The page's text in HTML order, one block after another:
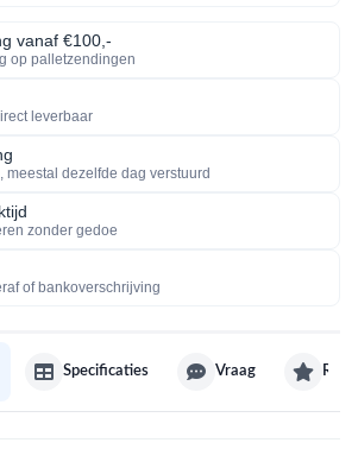
vanaf €100,-
op palletzendingen
leverbaar
meestal dezelfde dag verstuurd
zonder gedoe
of bankoverschrijving
Specificaties Vraag